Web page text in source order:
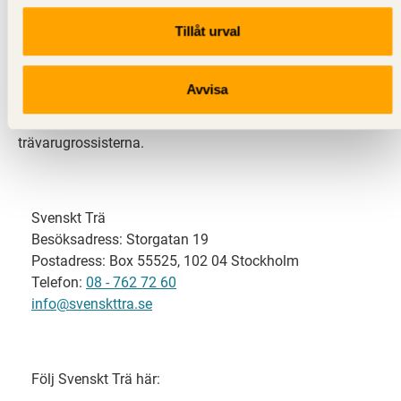
Tillåt urval
Avvisa
Svenskt Trä representerar svensk sågverksindustri
och är en del av branschorganisationen
svensk limträ-, KL-trä- och förpackningsindustri samt
trävarugrossisterna.
Svenskt Trä
Besöksadress: Storgatan 19
Postadress: Box 55525, 102 04 Stockholm
Telefon: 08 - 762 72 60
info@svenskttra.se
Följ Svenskt Trä här: